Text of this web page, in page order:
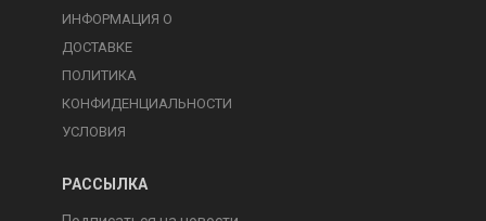
ИНФОРМАЦИЯ О
ДОСТАВКЕ
ПОЛИТИКА
КОНФИДЕНЦИАЛЬНОСТИ
УСЛОВИЯ
РАССЫЛКА